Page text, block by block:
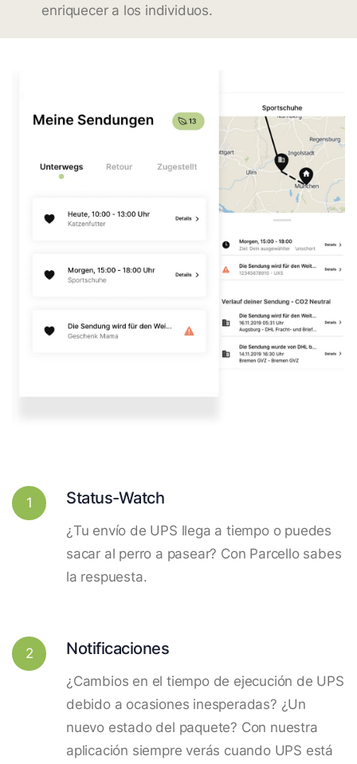
enriquecer a los individuos.
1 Status-Watch
¿Tu envío de UPS llega a tiempo o puedes
sacar al perro a pasear? Con Parcello sabes
la respuesta.
2 Notificaciones
¿Cambios en el tiempo de ejecución de UPS
debido a ocasiones inesperadas? ¿Un
nuevo estado del paquete? Con nuestra
aplicación siempre verás cuando UPS está